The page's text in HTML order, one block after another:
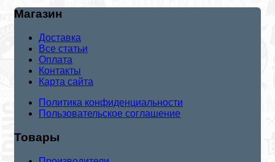
Магазин
Доставка
Все статьи
Оплата
Контакты
Карта сайта
Политика конфиденциальности
Пользовательское соглашение
Товары